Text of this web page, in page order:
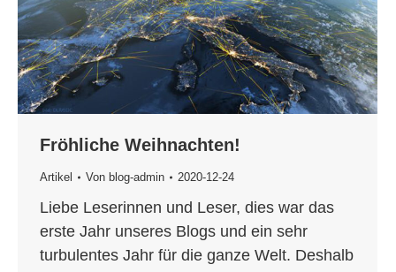
Fröhliche Weihnachten!
Artikel Von blog-admin 2020-12-24
Liebe Leserinnen und Leser, dies war das
erste Jahr unseres Blogs und ein sehr
turbulentes Jahr für die ganze Welt. Deshalb